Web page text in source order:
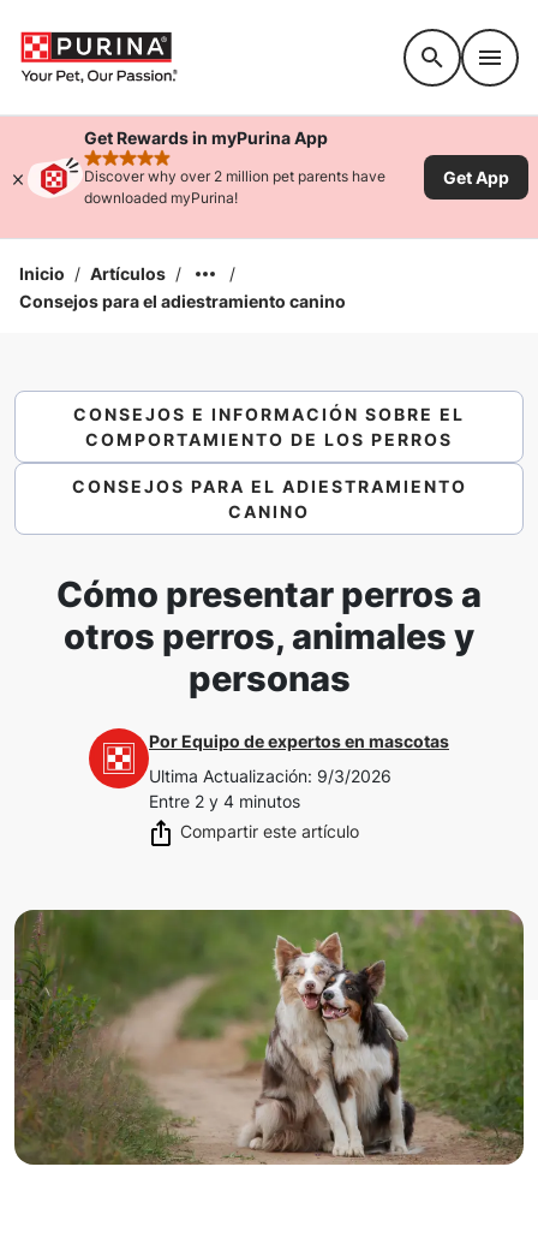
Get Rewards in myPurina App
rated 4.9 stars
Discover why over 2 million pet parents have
downloaded myPurina!
Get App
Inicio / Artículos /
/
Consejos para el adiestramiento canino
CONSEJOS E INFORMACIÓN SOBRE EL
COMPORTAMIENTO DE LOS PERROS
CONSEJOS PARA EL ADIESTRAMIENTO
CANINO
Cómo presentar perros a
otros perros, animales y
personas
PorEquipo de expertos en mascotas
Ultima Actualización: 9/3/2026
Entre 2 y 4 minutos
Compartir este artículo